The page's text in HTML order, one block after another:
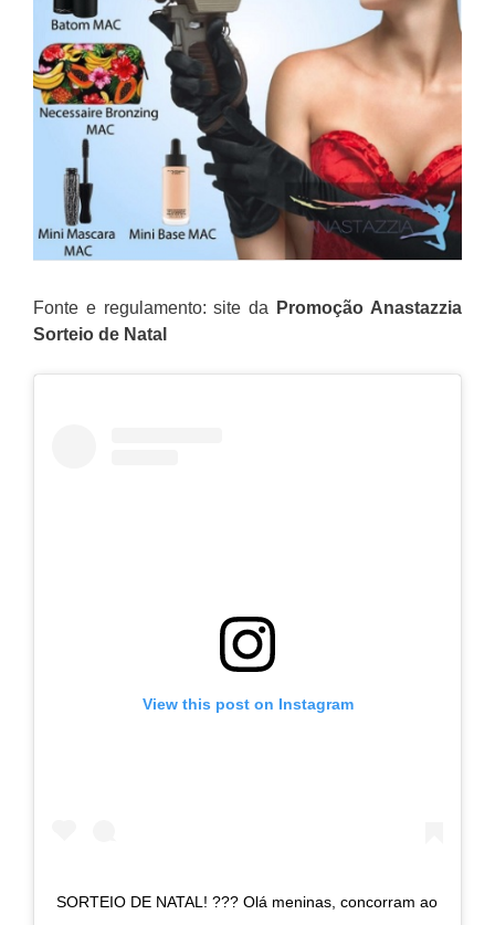
Fonte e regulamento: site da
Promoção Anastazzia
Sorteio de Natal
View this post on Instagram
SORTEIO DE NATAL! ??? Olá meninas, concorram ao